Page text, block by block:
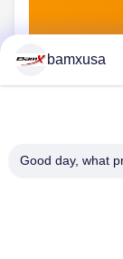
bamxusa
Good day, what